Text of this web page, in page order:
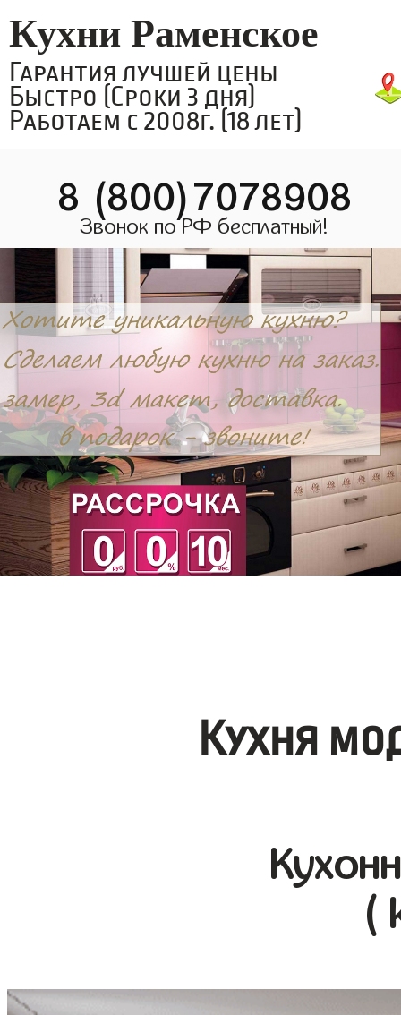
Кухни Раменское
Гарантия лучшей цены
Быстро (Сроки 3 дня)
Работаем с 2008г. (18 лет)
8 (800)7078908
Звонок по РФ бесплатный!
Кухня
(